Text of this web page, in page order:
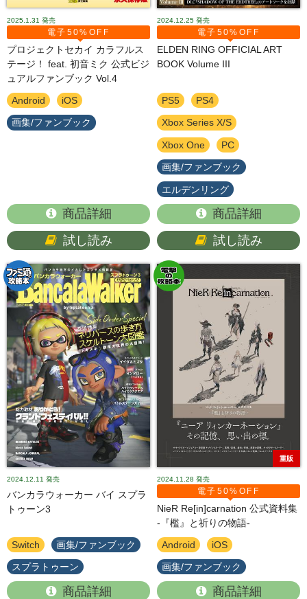
2025.1.31 発売
電子50%OFF
プロジェクトセカイ カラフルス
テージ！ feat. 初音ミク 公式ビジ
ュアルファンブック Vol.4
Android iOS
画集/ファンブック
商品詳細
試し読み
2024.12.25 発売
電子50%OFF
ELDEN RING OFFICIAL ART
BOOK Volume III
PS5 PS4
Xbox Series X/S
Xbox One PC
画集/ファンブック
エルデンリング
商品詳細
試し読み
2024.12.11 発売
バンカラウォーカー バイ スプラ
トゥーン3
Switch 画集/ファンブック
スプラトゥーン
商品詳細
重版
2024.11.28 発売
電子50%OFF
NieR Re[in]carnation 公式資料集
-『檻』と祈りの物語-
Android iOS
画集/ファンブック
商品詳細